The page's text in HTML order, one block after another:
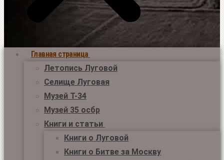
Главная страница
Летопись Луговой
Селище Луговая
Музей Т-34
Музей 35 осбр
Книги и статьи
Книги о Луговой
Книги о Битве за Москву